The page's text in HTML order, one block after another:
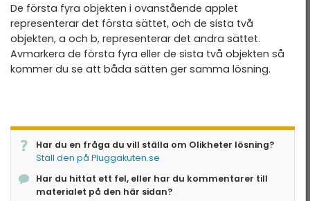
De första fyra objekten i ovanstående applet
representerar det första sättet, och de sista två
objekten, a och b, representerar det andra sättet.
Avmarkera de första fyra eller de sista två objekten så
kommer du se att båda sätten ger samma lösning.
Har du en fråga du vill ställa om Olikheter lösning?
Ställ den på Pluggakuten.se
Har du hittat ett fel, eller har du kommentarer till
materialet på den här sidan?